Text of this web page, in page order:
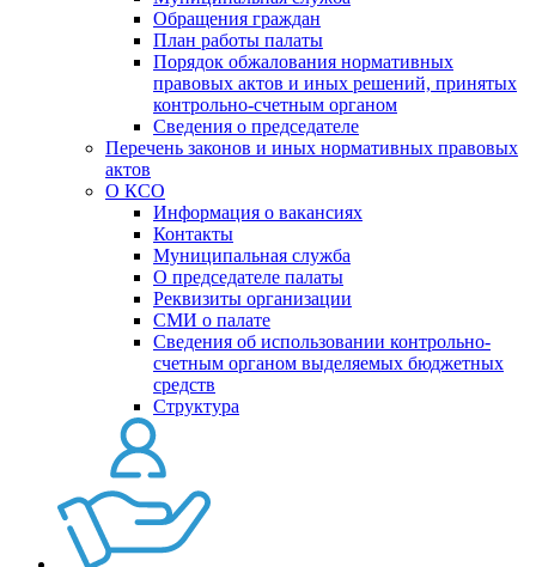
Обращения граждан
План работы палаты
Порядок обжалования нормативных
правовых актов и иных решений, принятых
контрольно-счетным органом
Сведения о председателе
Перечень законов и иных нормативных правовых
актов
О КСО
Информация о вакансиях
Контакты
Муниципальная служба
О председателе палаты
Реквизиты организации
СМИ о палате
Сведения об использовании контрольно-
счетным органом выделяемых бюджетных
средств
Структура